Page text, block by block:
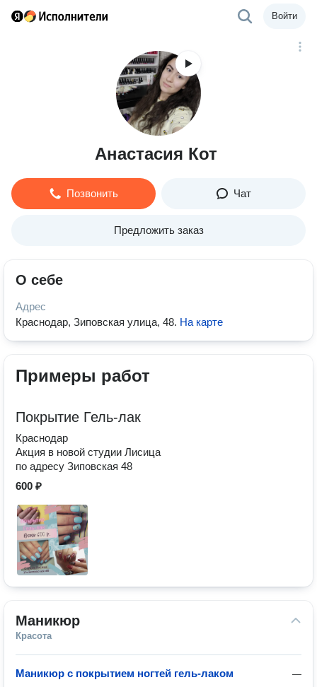
Войти
Анастасия Кот
Позвонить Чат
Предложить заказ
О себе
Адрес
Краснодар, Зиповская улица, 48. На карте
Примеры работ
Покрытие Гель-лак
Краснодар
Акция в новой студии Лисица
по адресу Зиповская 48
600 ₽
Маникюр
Красота
—
Маникюр с покрытием ногтей гель-лаком